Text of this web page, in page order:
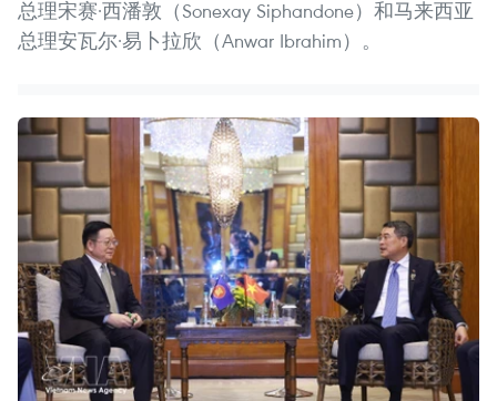
总理宋赛·西潘敦（Sonexay Siphandone）和马来西亚
总理安瓦尔·易卜拉欣（Anwar Ibrahim）。